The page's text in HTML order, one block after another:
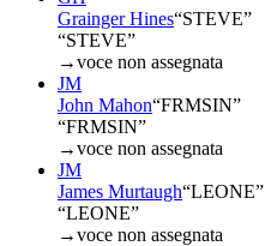
Grainger Hines“STEVE”
“STEVE”
→voce non assegnata
JM
John Mahon“FRMSIN”
“FRMSIN”
→voce non assegnata
JM
James Murtaugh“LEONE”
“LEONE”
→voce non assegnata